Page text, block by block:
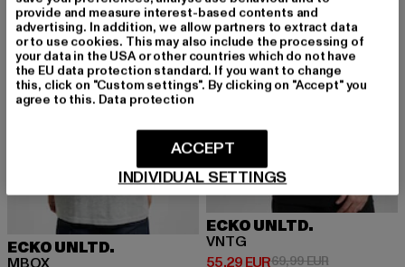
ECKO UNLTD.
ECKO UNLTD.
VNTG
55,29 EUR
Derzeitiger Preis: 55,29 EUR
69,99 EURAktionspreis:
provide and measure interest-based contents and
advertising. In addition, we allow partners to extract data
or to use cookies. This may also include the processing of
your data in the USA or other countries which do not have
the EU data protection standard. If you want to change
this, click on "Custom settings". By clicking on "Accept" you
agree to this. Data protection
INDIVIDUAL SETTINGS
ACCEPT